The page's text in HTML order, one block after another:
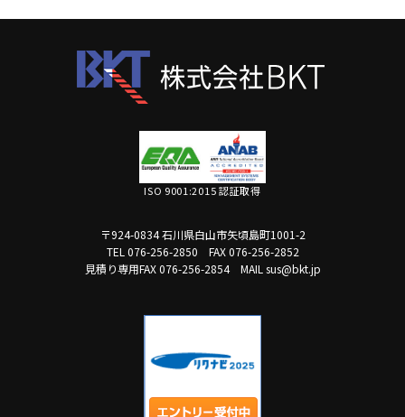
ISO 9001:2015 認証取得
〒924-0834 石川県白山市矢頃島町1001-2
TEL 076-256-2850
FAX 076-256-2852
見積り専用FAX 076-256-2854
MAIL sus@bkt.jp